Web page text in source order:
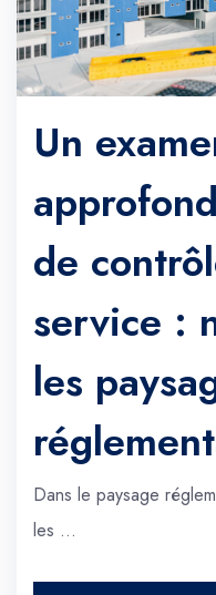
Un
de
service :
les
Dans le paysage
les …